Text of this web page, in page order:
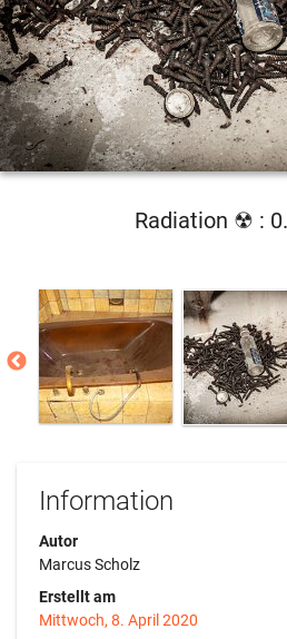
Radiation ☢ :
Information
Autor
Marcus Scholz
Erstellt am
Mittwoch, 8. April 2020